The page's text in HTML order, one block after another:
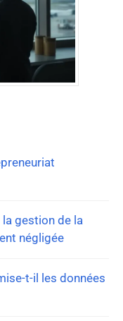
gestion de la
négligée
t-il les données